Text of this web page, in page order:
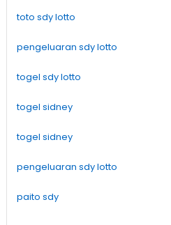
toto sdy lotto
pengeluaran sdy lotto
togel sdy lotto
togel sidney
togel sidney
pengeluaran sdy lotto
paito sdy